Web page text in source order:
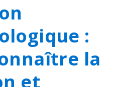
:
la
et